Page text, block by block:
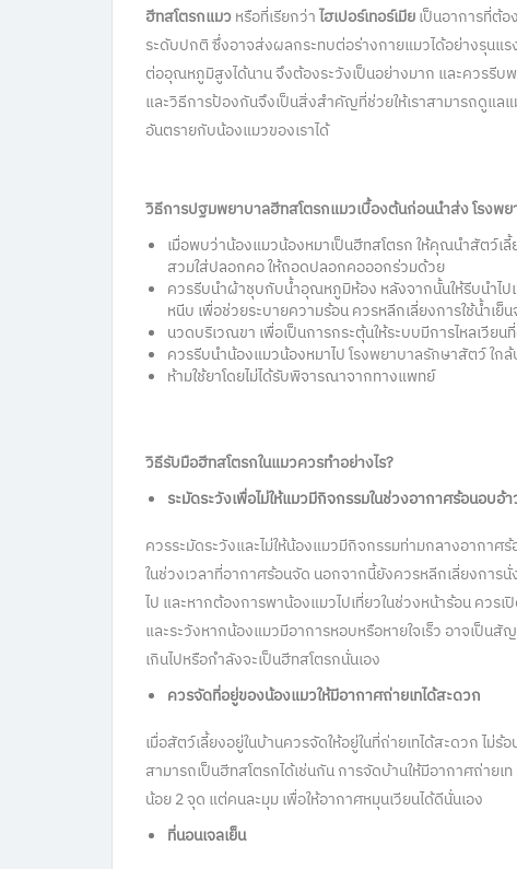
ฮีทสโตรกแมว หรือที่เรียกว่าไฮเปอร์เทอร์เมียเป็นอาการที่ต้
ระดับปกติ ซึ่งอาจส่งผลกระทบต่อร่างกายแมวได้อย่างรุนแ
ต่ออุณหภูมิสูงได้นาน จึงต้องระวังเป็นอย่างมาก และควรรีบ
และวิธีการป้องกันจึงเป็นสิ่งสำคัญที่ช่วยให้เราสามารถดูแล
อันตรายกับน้องแมวของเราได้
วิธีการปฐมพยาบาลฮีทสโตรกแมวเบื้องต้นก่อนนำส่ง โรงพ
เมื่อพบว่าน้องแมวน้องหมาเป็นฮีทสโตรก ให้คุณนำสัตว์เ
สวมใส่ปลอกคอ ให้ถอดปลอกคอออกร่วมด้วย
ควรรีบนำผ้าชุบกับน้ำอุณหภูมิห้อง หลังจากนั้นให้รีบนำไป
หนีบ เพื่อช่วยระบายความร้อน ควรหลีกเลี่ยงการใช้น้ำเย็
นวดบริเวณขา เพื่อเป็นการกระตุ้นให้ระบบมีการไหลเวียน
ควรรีบนำน้องแมวน้องหมาไปโรงพยาบาลรักษาสัตว์ ใก
ห้ามใช้ยาโดยไม่ได้รับพิจารณาจากทางแพทย์
วิธีรับมือฮีทสโตรกในแมวควรทำอย่างไร?
ระมัดระวังเพื่อไม่ให้แมวมีกิจกรรมในช่วงอากาศร้อนอบอ้
ควรระมัดระวังและไม่ให้น้องแมวมีกิจกรรมท่ามกลางอากาศ
ในช่วงเวลาที่อากาศร้อนจัด นอกจากนี้ยังควรหลีกเลี่ยงการ
ไป และหากต้องการพาน้องแมวไปเที่ยวในช่วงหน้าร้อน ควร
และระวังหากน้องแมวมีอาการหอบหรือหายใจเร็ว อาจเ
เกินไปหรือกำลังจะเป็นฮีทสโตรกนั่นเอง
ควรจัดที่อยู่ของน้องแมวให้มีอากาศถ่ายเทได้สะดวก
เมื่อสัตว์เลี้ยงอยู่ในบ้านควรจัดให้อยู่ในที่ถ่ายเทได้สะดวก ไม่
สามารถเป็นฮีทสโตรกได้เช่นกัน การจัดบ้านให้มีอากาศถ่าย
น้อย 2 จุด แต่คนละมุม เพื่อให้อากาศหมุนเวียนได้ดีนั่นเอง
ที่นอนเจลเย็น